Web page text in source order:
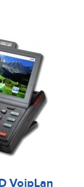
VoipLan